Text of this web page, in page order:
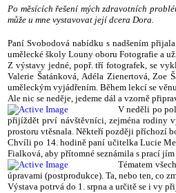
Po měsících řešení mých zdravotních
může u mne vystavovat její dcera Dora.
Paní Svobodová nabídku s nadšením
umělecké školy Louny oboru Fotografie a
Z výstavy jedné, popř. tří fotografek, se
Valerie Šatánková, Adéla Zienertová,
uměleckým vyjádřením. Během lekcí se
Ale nic se neděje, jedeme dál a vzorně
V neděli po
přijíždět prví návštěvníci, zejména rodiny
prostoru vtěsnala. Někteří později příchozí
Chvíli po 14. hodině paní učitelka Lucie
Fialková, aby přítomné seznámila s prací
Tématem
úpravami (postprodukce). Ta, nebo ten, co
Výstava potrvá do 1. srpna a určitě se i vy